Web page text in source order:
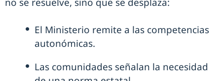
El Ministerio remite a las competencias
autonómicas.
Las comunidades señalan la necesidad